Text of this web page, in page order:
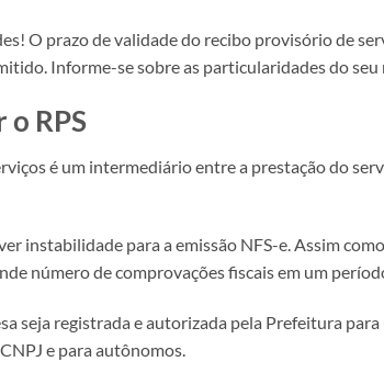
O prazo de validade do recibo provisório de
Informe-se sobre as particularidades do
RPS
é um intermediário entre a prestação do
instabilidade para a emissão NFS-e. Assim
número de comprovações fiscais em um
seja registrada e autorizada pela Prefeitura
e para autônomos.